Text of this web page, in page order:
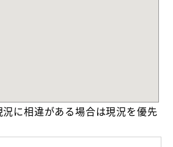
に相違がある場合は現況を優先